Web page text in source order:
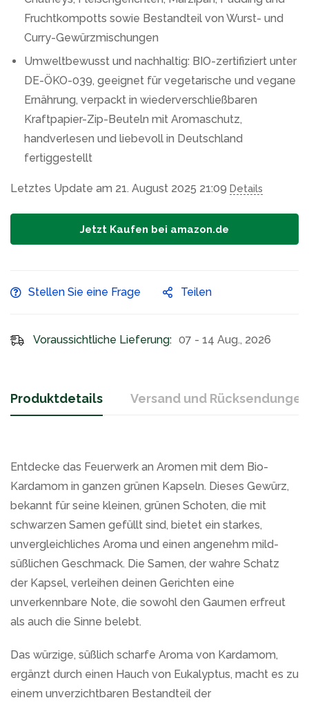
Fruchtkompotts sowie Bestandteil von Wurst- und
Curry-Gewürzmischungen
Umweltbewusst und nachhaltig: BIO-zertifiziert unter
DE-ÖKO-039, geeignet für vegetarische und vegane
Ernährung, verpackt in wiederverschließbaren
Kraftpapier-Zip-Beuteln mit Aromaschutz,
handverlesen und liebevoll in Deutschland
fertiggestellt
Letztes Update am 21. August 2025 21:09 Details
Jetzt Kaufen bei amazon.de
Stellen Sie eine Frage Teilen
Voraussichtliche Lieferung: 07 - 14 Aug., 2026
Produktdetails Versand und Rücksendungen
Entdecke das Feuerwerk an Aromen mit dem Bio-
Kardamom in ganzen grünen Kapseln. Dieses Gewürz,
bekannt für seine kleinen, grünen Schoten, die mit
schwarzen Samen gefüllt sind, bietet ein starkes,
unvergleichliches Aroma und einen angenehm mild-
süßlichen Geschmack. Die Samen, der wahre Schatz
der Kapsel, verleihen deinen Gerichten eine
unverkennbare Note, die sowohl den Gaumen erfreut
als auch die Sinne belebt.
Das würzige, süßlich scharfe Aroma von Kardamom,
ergänzt durch einen Hauch von Eukalyptus, macht es zu
einem unverzichtbaren Bestandteil der